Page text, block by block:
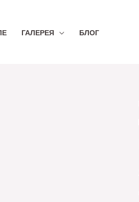
ГАЛЕРЕЯ БЛОГ